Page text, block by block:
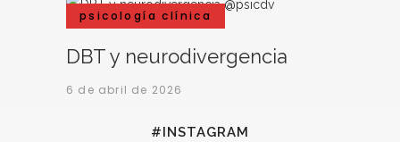
psicología clínica
DBT y neurodivergencia
6 de abril de 2026
#INSTAGRAM